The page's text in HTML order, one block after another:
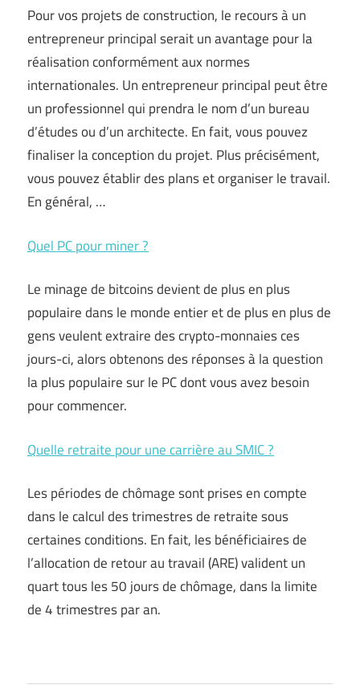
Pour vos projets de construction, le recours à un
entrepreneur principal serait un avantage pour la
réalisation conformément aux normes
internationales. Un entrepreneur principal peut être
un professionnel qui prendra le nom d’un bureau
d’études ou d’un architecte. En fait, vous pouvez
finaliser la conception du projet. Plus précisément,
vous pouvez établir des plans et organiser le travail.
En général, …
Quel PC pour miner ?
Le minage de bitcoins devient de plus en plus
populaire dans le monde entier et de plus en plus de
gens veulent extraire des crypto-monnaies ces
jours-ci, alors obtenons des réponses à la question
la plus populaire sur le PC dont vous avez besoin
pour commencer.
Quelle retraite pour une carrière au SMIC ?
Les périodes de chômage sont prises en compte
dans le calcul des trimestres de retraite sous
certaines conditions. En fait, les bénéficiaires de
l’allocation de retour au travail (ARE) valident un
quart tous les 50 jours de chômage, dans la limite
de 4 trimestres par an.